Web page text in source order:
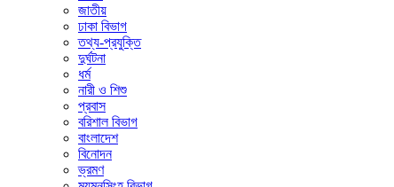
জাতীয়
ঢাকা বিভাগ
তথ্য-প্রযুক্তি
দুর্ঘটনা
ধর্ম
নারী ও শিশু
প্রবাস
বরিশাল বিভাগ
বাংলাদেশ
বিনোদন
ভ্রমণ